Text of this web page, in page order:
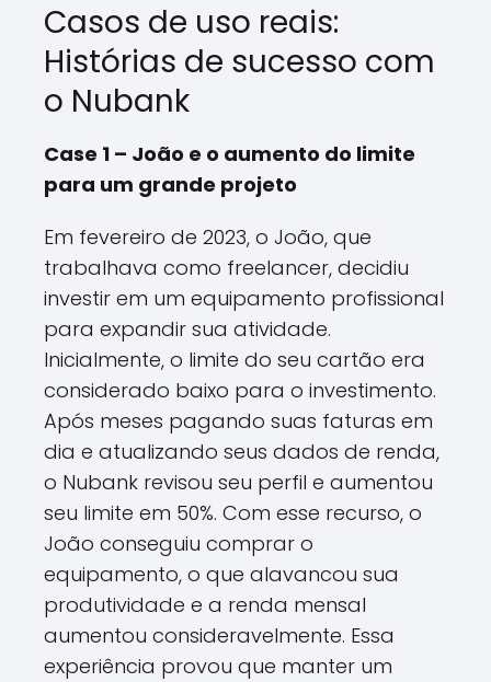
Casos de uso reais:
Histórias de sucesso com
o Nubank
Case 1 – João e o aumento do limite
para um grande projeto
Em fevereiro de 2023, o João, que
trabalhava como freelancer, decidiu
investir em um equipamento profissional
para expandir sua atividade.
Inicialmente, o limite do seu cartão era
considerado baixo para o investimento.
Após meses pagando suas faturas em
dia e atualizando seus dados de renda,
o Nubank revisou seu perfil e aumentou
seu limite em 50%. Com esse recurso, o
João conseguiu comprar o
equipamento, o que alavancou sua
produtividade e a renda mensal
aumentou consideravelmente. Essa
experiência provou que manter um